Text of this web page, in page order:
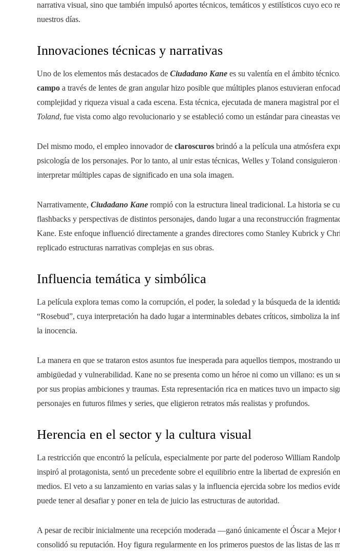
narrativa visual, sino que también impulsó aportes técnicos, temáticos y estilísticos cuyo eco
nuestros días.
Innovaciones técnicas y narrativas
Uno de los elementos más destacados de Ciudadano Kane es su valentía en el ámbito
campo a través de lentes de gran angular hizo posible que múltiples planos estuvieran
complejidad y riqueza visual a cada escena. Esta técnica, ejecutada de manera magistral por
Toland, fue vista como algo revolucionario y se estableció como un estándar para cineastas
Del mismo modo, el empleo innovador de claroscuros brindó a la película una atmósfera
psicología de los personajes. Por lo tanto, al unir estas técnicas, Welles y Toland
interpretar múltiples capas de significado en una sola imagen.
Narrativamente, Ciudadano Kane rompió con la estructura lineal tradicional. La historia se
flashbacks y perspectivas de distintos personajes, dando lugar a una reconstrucción
Kane. Este enfoque influenció directamente a grandes directores como Stanley Kubrick y
replicado estructuras narrativas complejas en sus obras.
Influencia temática y simbólica
La película explora temas como la corrupción, el poder, la soledad y la búsqueda de la
“Rosebud”, cuya interpretación ha dado lugar a interminables debates críticos, simboliza la
la inocencia.
La manera en que se trataron estos asuntos fue inesperada para aquellos tiempos, mostrando
ambigüedad y vulnerabilidad. Kane no se presenta como un héroe ni como un villano: es un
por sus propias ambiciones y traumas. Esta representación rica en matices tuvo un impacto
personajes en futuros filmes y series, que eligieron retratos más realistas y profundos.
Herencia en el sector y la cultura visual
La restricción que encontró la película, especialmente por parte del poderoso William
inspiró al protagonista, sentó un precedente sobre el equilibrio entre la libertad de expresión
medios. El veto a su lanzamiento en varias salas y la influencia ejercida sobre los medios
puede tener al desafiar y poner en tela de juicio las estructuras de autoridad.
A pesar de recibir inicialmente una recepción moderada —ganó únicamente el Óscar a
consolidó su reputación. Hoy figura regularmente en los primeros puestos de las listas de las